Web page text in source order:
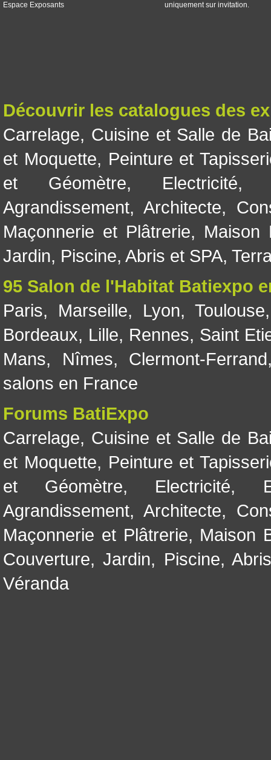
Espace Exposants
uniquement sur invitation.
Découvrir les catalogues des
Carrelage, Cuisine et Salle de
et Moquette, Peinture et
et Géomètre, Electricité
Agrandissement, Architecte,
Maçonnerie et Plâtrerie, Maison
Jardin, Piscine, Abris et SPA,
95 Salon de l'Habitat Batiexpo
Paris, Marseille, Lyon, Toulouse
Bordeaux, Lille, Rennes, Saint
Mans, Nîmes, Clermont-Ferrand
salons en France
Forums BatiExpo
Carrelage, Cuisine et Salle de
et Moquette, Peinture et
et Géomètre, Electricité,
Agrandissement, Architecte,
Maçonnerie et Plâtrerie, Maison
Couverture,Jardin, Piscine,
Véranda